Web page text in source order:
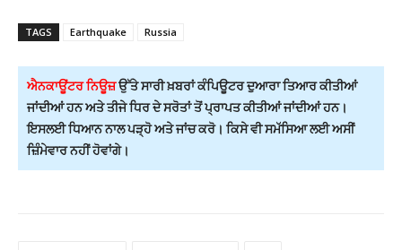
TAGS Earthquake Russia
ਐਨਕਾਊਂਟਰ ਨਿਊਜ਼ਉੱਤੇ ਸਾਰੀ ਖ਼ਬਰਾਂ ਕੰਪਿਊਟਰ ਦੁਆਰਾ ਤਿਆਰ ਕੀਤੀਆਂ
ਜਾਂਦੀਆਂ ਹਨ ਅਤੇ ਤੀਜੇ ਧਿਰ ਦੇ ਸਰੋਤਾਂ ਤੋਂ ਪ੍ਰਾਪਤ ਕੀਤੀਆਂ ਜਾਂਦੀਆਂ ਹਨ।
ਇਸਲਈ ਧਿਆਨ ਨਾਲ ਪੜ੍ਹੋ ਅਤੇ ਜਾਂਚ ਕਰੋ। ਕਿਸੇ ਵੀ ਸਮੱਸਿਆ ਲਈ ਅਸੀਂ
ਜ਼ਿੰਮੇਵਾਰ ਨਹੀਂ ਹੋਵਾਂਗੇ।